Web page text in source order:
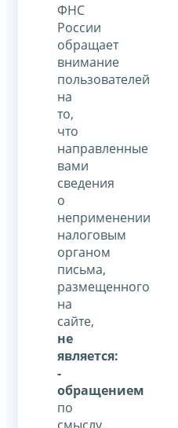
ФНС
России
обращает
внимание
пользователей
на
то,
что
направленные
вами
сведения
о
неприменении
налоговым
органом
письма,
размещенного
на
сайте,
не
является:
-
обращением
по